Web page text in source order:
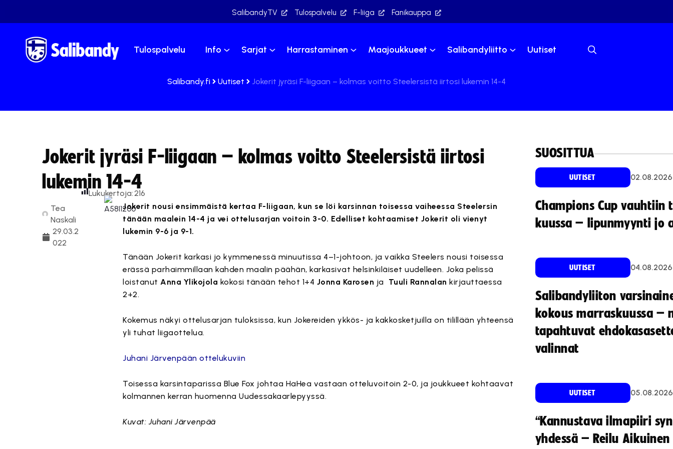
SalibandyTV Tulospalvelu F-liiga Fanikauppa
Tulospalvelu Info Sarjat Harrastaminen Maajoukkueet Salibandyliitto Uutiset
Salibandy.fi Uutiset Jokerit jyräsi F-liigaan – kolmas voitto Steelersistä iirtosi lukemin 14-4
Jokerit jyräsi F-liigaan – kolmas voitto Steelersistä iirtosi
lukemin 14-4
Tea
Naskali
29.03.2
022
Lukukertoja:216
Jokerit nousi ensimmäistä kertaa F-liigaan, kun se löi karsinnan toisessa vaiheessa Steelersin
tänään maalein 14-4 ja vei ottelusarjan voitoin 3-0. Edelliset kohtaamiset Jokerit oli vienyt
lukemin 9-6 ja 9-1.
Tänään Jokerit karkasi jo kymmenessä minuutissa 4–1-johtoon, ja vaikka Steelers nousi toisessa
erässä parhaimmillaan kahden maalin päähän, karkasivat helsinkiläiset uudelleen. Joka pelissä
loistanutAnna Ylikojola kokosi tänään tehot 1+4 Jonna Karosen ja Tuuli Rannalan kirjauttaessa
2+2.
Kokemus näkyi ottelusarjan tuloksissa, kun Jokereiden ykkös- ja kakkosketjuilla on tilillään yhteensä
yli tuhat liigaottelua.
Juhani Järvenpään ottelukuviin
Toisessa karsintaparissa Blue Fox johtaa HaHea vastaan otteluvoitoin 2-0, ja joukkueet kohtaavat
kolmannen kerran huomenna Uudessakaarlepyyssä.
Kuvat: Juhani Järvenpää
SUOSITTUA
UUTISET 02.08.2026
Champions Cup vauhtiin
kuussa – lipunmyynti jo
UUTISET 04.08.2026
Salibandyliiton
kokous marraskuussa –
tapahtuvat
valinnat
UUTISET 05.08.2026
“Kannustava ilmapiiri
yhdessä – Reilu